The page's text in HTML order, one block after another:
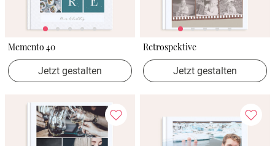
Memento 40
Jetzt gestalten
Retrospektive
Jetzt gestalten